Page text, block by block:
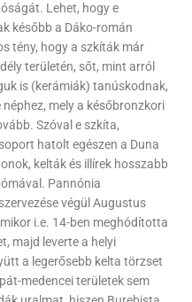
Lehet, hogy e
később a Dáko-román
tény, hogy a szkíták már
területén, sőt, mint arról
is (kerámiák) tanúskodnak,
mely a későbronzkori
Szóval e szkíta,
hatolt egészen a Duna
kelták és illírek hosszabb
Pannónia
végül Augustus
i.e. 14-ben meghódította
majd leverte a helyi
a legerősebb kelta törzset
medencei területek sem